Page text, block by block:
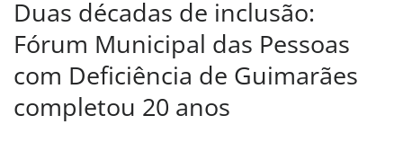
Duas décadas de inclusão:
Fórum Municipal das Pessoas
com Deficiência de Guimarães
completou 20 anos